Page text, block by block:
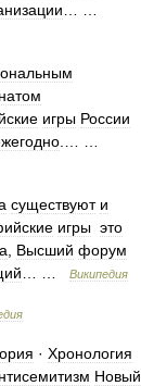
игры России
существуют и
игры это
Высший форум
Википедия
· Хронология
Новый